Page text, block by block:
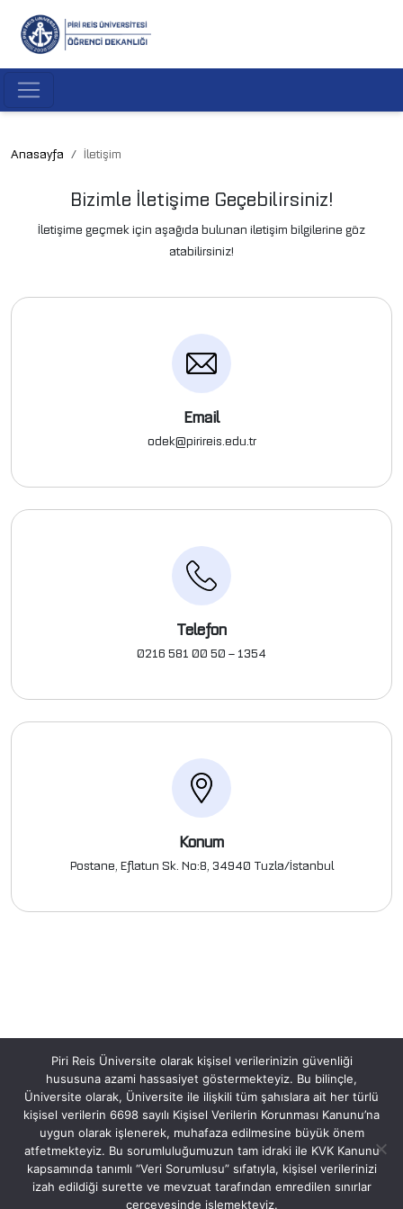
Anasayfa İletişim
Bizimle İletişime Geçebilirsiniz!
İletişime geçmek için aşağıda bulunan iletişim bilgilerine göz
atabilirsiniz!
Email
odek@pirireis.edu.tr
Telefon
0216 581 00 50 – 1354
Konum
Postane, Eflatun Sk. No:8, 34940 Tuzla/İstanbul
Piri Reis Üniversite olarak kişisel verilerinizin güvenliği
hususuna azami hassasiyet göstermekteyiz. Bu bilinçle,
Üniversite olarak, Üniversite ile ilişkili tüm şahıslara ait her türlü
kişisel verilerin 6698 sayılı Kişisel Verilerin Korunması Kanunu’na
uygun olarak işlenerek, muhafaza edilmesine büyük önem
atfetmekteyiz. Bu sorumluluğumuzun tam idraki ile KVK Kanunu
kapsamında tanımlı “Veri Sorumlusu” sıfatıyla, kişisel verilerinizi
izah edildiği surette ve mevzuat tarafından emredilen sınırlar
çerçevesinde işlemekteyiz.